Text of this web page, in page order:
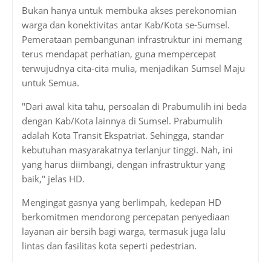
Bukan hanya untuk membuka akses perekonomian
warga dan konektivitas antar Kab/Kota se-Sumsel.
Pemerataan pembangunan infrastruktur ini memang
terus mendapat perhatian, guna mempercepat
terwujudnya cita-cita mulia, menjadikan Sumsel Maju
untuk Semua.
"Dari awal kita tahu, persoalan di Prabumulih ini beda
dengan Kab/Kota lainnya di Sumsel. Prabumulih
adalah Kota Transit Ekspatriat. Sehingga, standar
kebutuhan masyarakatnya terlanjur tinggi. Nah, ini
yang harus diimbangi, dengan infrastruktur yang
baik," jelas HD.
Mengingat gasnya yang berlimpah, kedepan HD
berkomitmen mendorong percepatan penyediaan
layanan air bersih bagi warga, termasuk juga lalu
lintas dan fasilitas kota seperti pedestrian.